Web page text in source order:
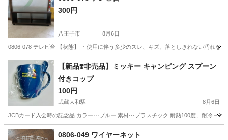
300円
八王子市 8月6日
0806-078 テレビ台 【状態】 ・使用に伴う多少のスレ、キズ、落としきれない汚れ
東京 八王子市 収納家具 現地
【新品❣️非売品】ミッキー キャンピング スプーン
付きコップ
100円
武蔵大和駅 8月6日
JCBカード入会時の記念品 カラー···ブルー 素材···プラスチック 耐熱100度、耐冷
東京 東大和市 スプーン
0806-049 ワイヤーネット